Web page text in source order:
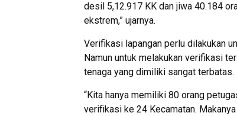
desil 5,12.917 KK dan jiwa 40.184
ekstrem,” ujarnya.
Verifikasi lapangan perlu dilakukan
Namun untuk melakukan verifikasi
tenaga yang dimiliki sangat terbatas.
“Kita hanya memiliki 80 orang
verifikasi ke 24 Kecamatan.